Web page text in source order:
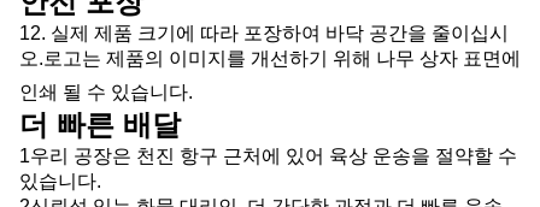
12. 실제 제품 크기에 따라 포장하여 바닥 공간을 줄이십시
오.로고는 제품의 이미지를 개선하기 위해 나무 상자 표면에
인쇄 될 수 있습니다.
더 빠른 배달
1우리 공장은 천진 항구 근처에 있어 육상 운송을 절약할 수
있습니다.